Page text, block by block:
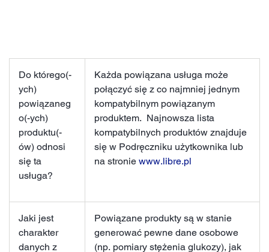
Do którego(-
ych)
powiązaneg
o(-ych)
produktu(-
ów) odnosi
się ta
usługa?
Każda powiązana usługa może
połączyć się z co najmniej jednym
kompatybilnym powiązanym
produktem. Najnowsza lista
kompatybilnych produktów znajduje
się w Podręczniku użytkownika lub
na stronie www.libre.pl
Jaki jest
charakter
danych z
Powiązane produkty są w stanie
generować pewne dane osobowe
(np. pomiary stężenia glukozy), jak